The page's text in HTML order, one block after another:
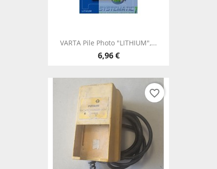
VARTA Pile Photo "LITHIUM",...
6,96 €
favorite_border